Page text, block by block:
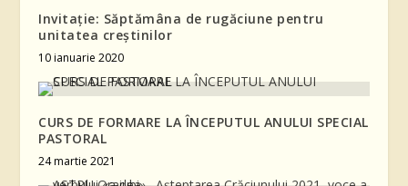
Invitație: Săptămâna de rugăciune pentru
unitatea creștinilor
10 ianuarie 2020
CURS DE FORMARE LA ÎNCEPUTUL ANULUI SPECIAL
PASTORAL
24 martie 2021